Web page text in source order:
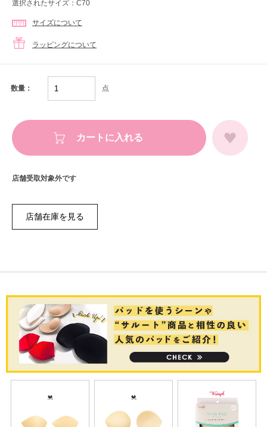
選択されたサイズ：C70
サイズについて
ラッピングについて
数量： 点
カートに入れる
店舗受取対象外です